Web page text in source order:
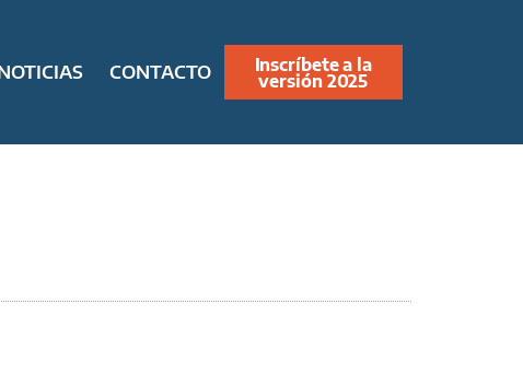
CONTACTO Inscríbete a la
versión 2025